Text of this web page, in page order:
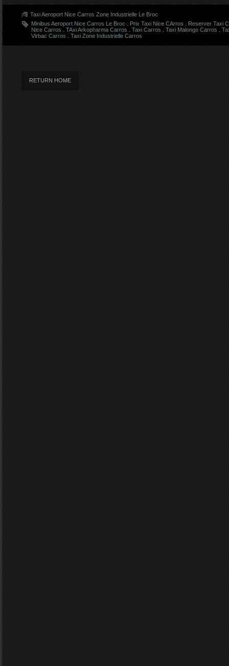
Taxi Aeroport Nice Carros Zone Industrielle Le Broc
Minibus Aeroport Nice Carros Le Broc
Prix Taxi Nice CArros
Reserver Taxi
Nice Carros
TAxi Arkopharma Carros Taxi Carros Taxi Malongo Carros
Virbac Carros
Taxi Zone Industrielle Carros
RETURN HOME